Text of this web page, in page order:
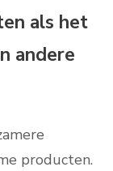
als het
andere
producten.